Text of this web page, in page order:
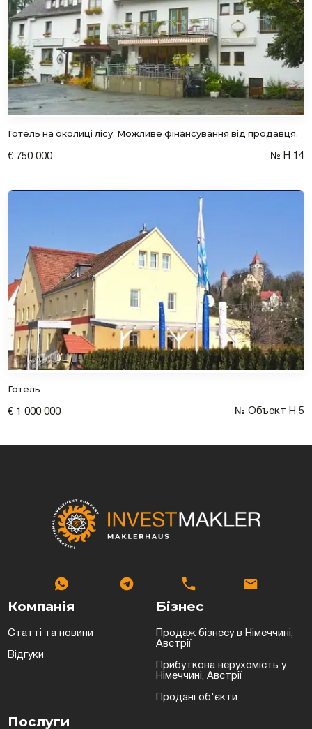
Готель на околиці лісу. Можливе фінансування від продавця.
€ 750 000 № Н 14
Готель
€ 1 000 000 № Объект Н 5
Компанія
Статті та новини
Відгуки
Бізнес
Продаж бізнесу в Німеччині,
Австрії
Прибуткова нерухомість у
Німеччині, Австрії
Продані об'єкти
Послуги